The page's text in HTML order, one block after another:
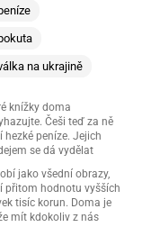
na ukrajině
knížky doma
Češi teď za ně
hezké peníze. Jejich
se dá vydělat
jako všední obrazy,
přitom hodnotu vyšších
tisíc korun. Doma je
mít kdokoliv z nás